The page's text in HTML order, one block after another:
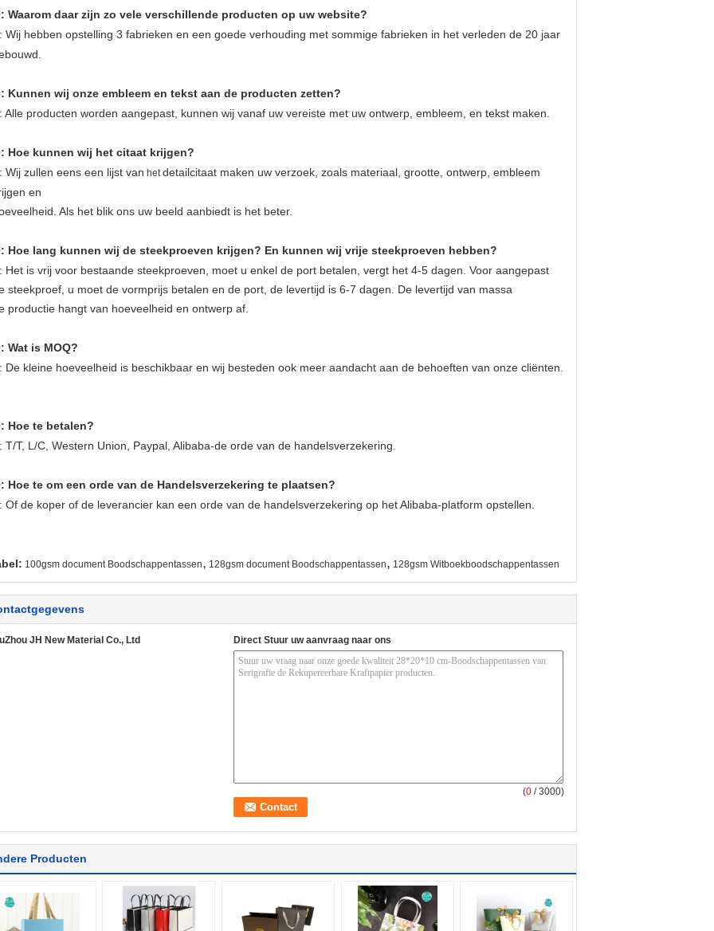
Waarom daar zijn zo vele verschillende producten op uw website?
Wij hebben opstelling 3 fabrieken en een goede verhouding met sommige fabrieken in het verleden de 20 jaar
Kunnen wij onze embleem en tekst aan de producten zetten?
Alle producten worden aangepast, kunnen wij vanaf uw vereiste met uw ontwerp, embleem, en tekst maken.
Hoe kunnen wij het citaat krijgen?
Wij zullen eens een lijst van hetdetailcitaat maken uw verzoek, zoals materiaal, grootte, ontwerp, embleem
en
Als het blik ons uw beeld aanbiedt is het beter.
Hoe lang kunnen wij de steekproeven krijgen? En kunnen wij vrije steekproeven hebben?
Het is vrij voor bestaande steekproeven, moet u enkel de port betalen, vergt het 4-5 dagen. Voor aangepast
steekproef, u moet de vormprijs betalen en de port, de levertijd is 6-7 dagen. De levertijd van massa
productie hangt van hoeveelheid en ontwerp af.
Wat is MOQ?
De kleine hoeveelheid is beschikbaar en wij besteden ook meer aandacht aan de behoeften van onze cliënten.
Hoe te betalen?
T/T, L/C, Western Union, Paypal, Alibaba-de orde van de handelsverzekering.
Hoe te om een orde van de Handelsverzekering te plaatsen?
Of de koper of de leverancier kan een orde van de handelsverzekering op het Alibaba-platform opstellen.
100gsm document Boodschappentassen, 128gsm document Boodschappentassen, 128gsm Witboekboodschappentassen
JH New Material Co., Ltd Direct Stuur uw aanvraag naar ons
(0 / 3000)
Producten